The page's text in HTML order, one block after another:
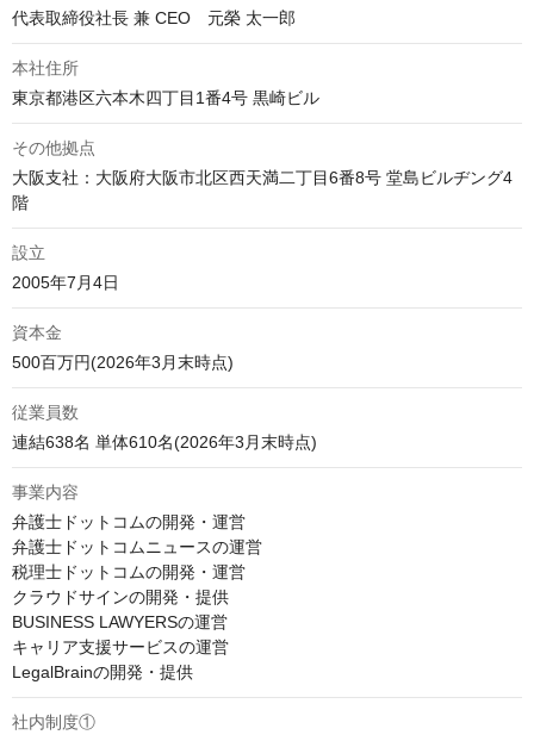
本社住所
その他拠点
大阪支社：大阪府大阪市北区西天満二丁目6番8号 堂島ビルヂング4
設立
資本金
500百万円(2026年3月末時点)
従業員数
連結638名 単体610名(2026年3月末時点)
事業内容
弁護士ドットコムの開発・運営
弁護士ドットコムニュースの運営
税理士ドットコムの開発・運営
クラウドサインの開発・提供
BUSINESS LAWYERSの運営
キャリア支援サービスの運営
LegalBrainの開発・提供
社内制度①